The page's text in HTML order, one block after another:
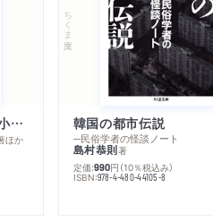
世界幻想文学大全 怪奇小説精華
ほか
ちくま文庫
韓国の都市伝説
─民俗学者の怪談ノート
島村恭則著
定価:990円 （10％税込み）
ISBN:978-4-480-44105-8